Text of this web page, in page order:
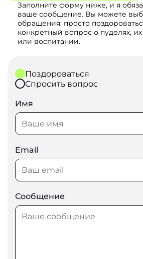
Заполните форму ниже, и я
ваше сообщение. Вы можете
обращения: просто
конкретный вопрос о пуделях,
или воспитании.
Поздороваться
Спросить вопрос
Имя
Email
Сообщение